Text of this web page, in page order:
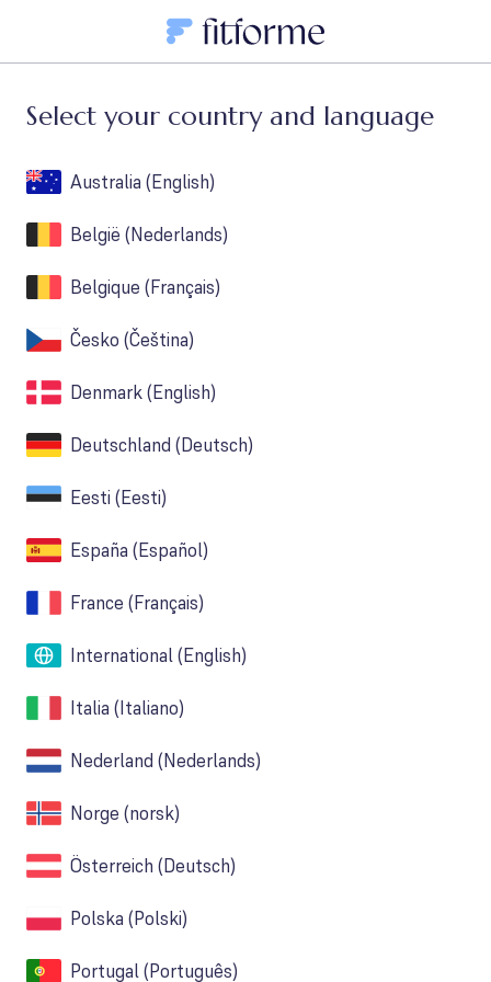
Select your country and language
Australia (English)
België (Nederlands)
Belgique (Français)
Česko (Čeština)
Denmark(English)
Deutschland (Deutsch)
Eesti (Eesti)
España (Español)
France (Français)
International(English)
Italia (Italiano)
Nederland (Nederlands)
Norge (norsk)
Österreich (Deutsch)
Polska (Polski)
Portugal(Português)